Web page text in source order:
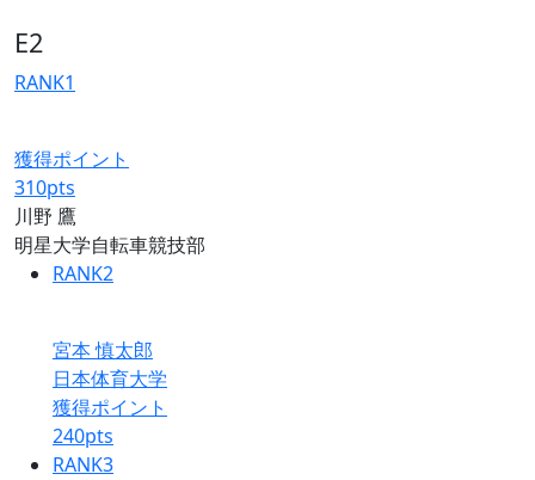
E2
RANK1
獲得ポイント
310pts
川野 鷹
明星大学自転車競技部
RANK2
宮本 慎太郎
日本体育大学
獲得ポイント
240pts
RANK3